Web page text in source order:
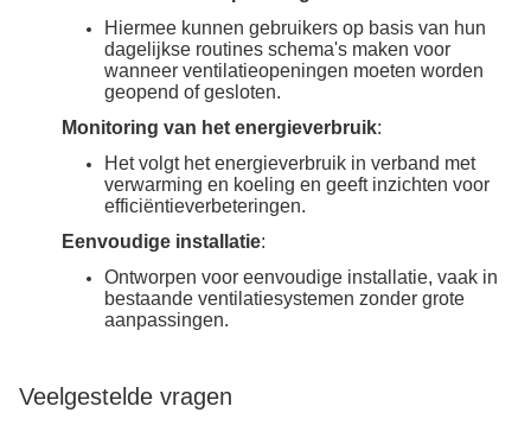
Hiermee kunnen gebruikers op basis van hun
dagelijkse routines schema's maken voor
wanneer ventilatieopeningen moeten worden
geopend of gesloten.
Monitoring van het energieverbruik:
Het volgt het energieverbruik in verband met
verwarming en koeling en geeft inzichten voor
efficiëntieverbeteringen.
Eenvoudige installatie:
Ontworpen voor eenvoudige installatie, vaak in
bestaande ventilatiesystemen zonder grote
aanpassingen.
Veelgestelde vragen